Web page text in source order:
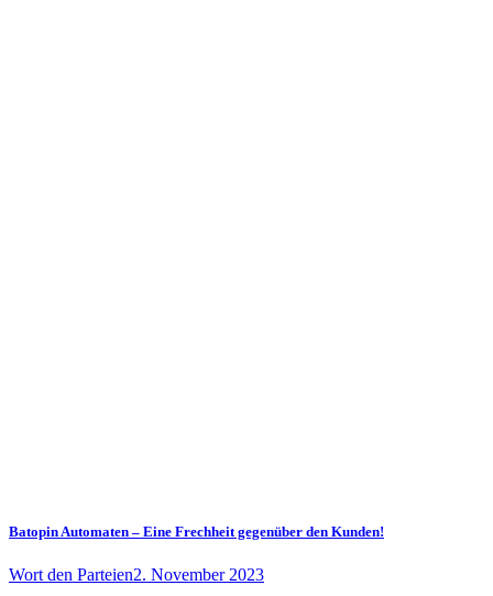
Batopin Automaten – Eine Frechheit gegenüber den Kunden!
Wort den Parteien2. November 2023